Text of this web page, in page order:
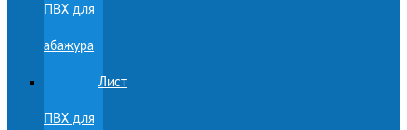
ПВХ для
абажура
Лист
ПВХ для